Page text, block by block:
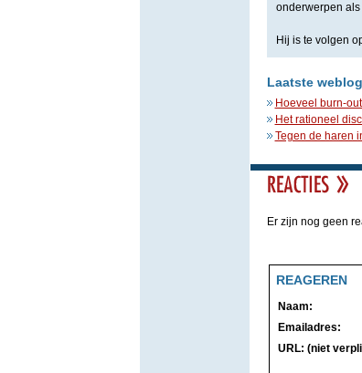
onderwerpen
Hij is te volgen
Laatste
Hoeveel burn-
Het rationeel
Tegen de haren
Er zijn nog geen
REAGEREN
Naam:
Emailadres:
URL: (niet